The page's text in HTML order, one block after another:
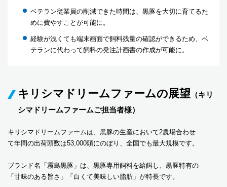
ベテラン従業員の削減できた時間は、黒豚を大切に育てるた
めに費やすことが可能に。
経験が浅くても端末画面で飼料残量の確認ができるため、ベ
テランに代わって飼料の発注計画書の作成が可能に。
キリシマドリームファームの展望 （キリ
シマドリームファームご担当者様）
キリシマドリームファームは、黒豚の生産において2農場合わせ
て年間の出荷頭数は53,000頭にのぼり、全国でも最大規模です。
ブランド名「霧島黒豚」は、黒豚専用飼料を給餌し、黒豚特有の
「甘味のある旨さ」「白くて美味しい脂肪」が特長です。